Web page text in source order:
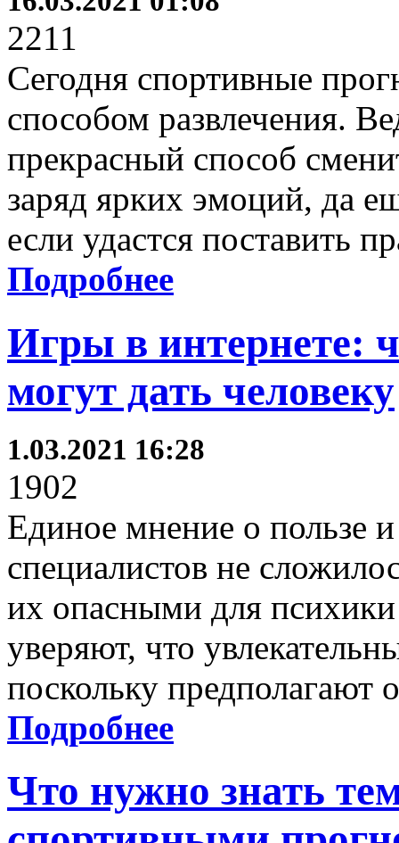
2211
Сегодня спортивные
способом развлечения.
прекрасный способ
заряд ярких эмоций, да
если удастся поставить
Подробнее
Игры в интернете:
могут дать человеку
1.03.2021 16:28
1902
Единое мнение о пользе
специалистов не
их опасными для психики
уверяют, что
поскольку предполагают
Подробнее
Что нужно знать